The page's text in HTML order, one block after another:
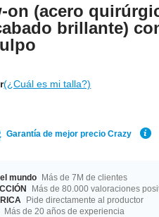
on (acero
brillante)
(¿Cuál es mi talla?)
Garantía de mejor precio Crazy
mundo Más de 7M de clientes
Más de 80.000 valoraciones
Pide directamente al productor
Más de 20 años de experiencia